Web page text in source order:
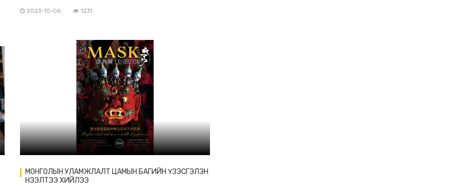
2023-10-06 1231
МОНГОЛЫН УЛАМЖЛАЛТ ЦАМЫН БАГИЙН ҮЗЭСГЭЛЭН
НЭЭЛТЭЭ ХИЙЛЭЭ